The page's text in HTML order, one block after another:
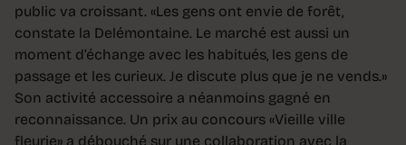
public va croissant. «Les gens ont envie de forêt,
constate la Delémontaine. Le marché est aussi un
moment d’échange avec les habitués, les gens de
passage et les curieux. Je discute plus que je ne vends.»
Son activité accessoire a néanmoins gagné en
reconnaissance. Un prix au concours «Vieille ville
fleurie» a débouché sur une collaboration avec la